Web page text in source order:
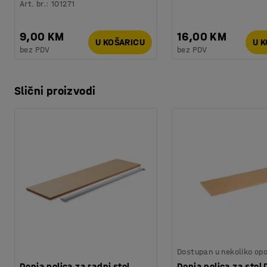
Art. br.:101271
9,00 KM
bez PDV
U KOŠARICU 16,00 KM
bez PDV
U
Slični proizvodi
Dostupan u nekoliko